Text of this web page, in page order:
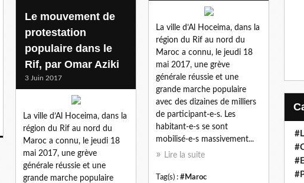
La ville d’Al Hoceima, dans la
région du Rif au nord du
Maroc a connu, le jeudi 18
mai 2017, une grève
générale réussie et une
grande marche populaire
avec des dizaines de milliers
de participant-e-s. Les
habitant-e-s se sont
mobilisé-e-s massivement...
Lire la suite
Tag(s) : #Maroc
Le mouvement de
protestation
populaire dans le
Rif, par Omar Aziki
3 Juin 2017
La ville d’Al Hoceima, dans la
région du Rif au nord du
Maroc a connu, le jeudi 18
mai 2017, une grève
générale réussie et une
grande marche populaire